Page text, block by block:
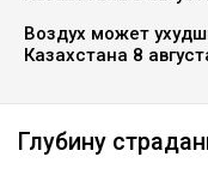
Воздух может
Казахстана 8
Глубину